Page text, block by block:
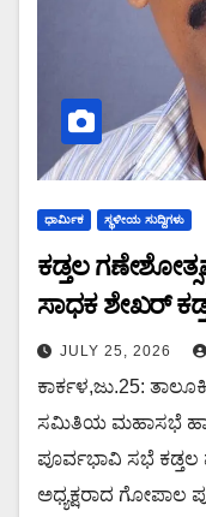
ಧಾರ್ಮಿಕ ಸ್ಥಳೀಯ ಸುದ್ದಿಗಳು
ಕಡ್ತಲ
ಸಾಧಕ ಶೇಖರ್
JULY 25, 2026
ಕಾರ್ಕಳ,ಜು.25:
ಸಮಿತಿಯ ಮಹಾಸಭೆ
ಪೂರ್ವಭಾವಿ ಸಭೆ
ಅಧ್ಯಕ್ಷರಾದ ಗೋಪಾಲ